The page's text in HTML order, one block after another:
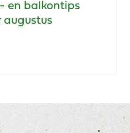
en balkontips
augustus